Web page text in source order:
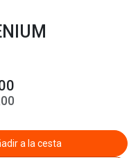
a la cesta